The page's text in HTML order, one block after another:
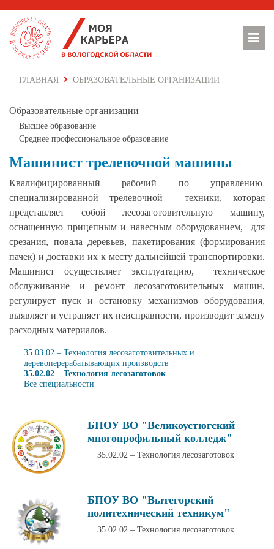
ГЛАВНАЯ ОБРАЗОВАТЕЛЬНЫЕ ОРГАНИЗАЦИИ
Образовательные организации
Высшее образование
Cреднее профессиональное образование
Машинист трелевочной машины
Квалифицированный рабочий по управлению
специализированной трелевочной техники, которая
представляет собой лесозаготовительную машину,
оснащенную прицепным и навесным оборудованием, для
срезания, повала деревьев, пакетирования (формирования
пачек) и доставки их к месту дальнейшей транспортировки.
Машинист осуществляет эксплуатацию, техническое
обслуживание и ремонт лесозаготовительных машин,
регулирует пуск и остановку механизмов оборудования,
выявляет и устраняет их неисправности, производит замену
расходных материалов.
35.03.02 – Технология лесозаготовительных и
деревоперерабатывающих производств
35.02.02 – Технология лесозаготовок
Все специальности
БПОУ ВО "Великоустюгский
многопрофильный колледж"
35.02.02 – Технология лесозаготовок
БПОУ ВО "Вытегорский
политехнический техникум"
35.02.02 – Технология лесозаготовок